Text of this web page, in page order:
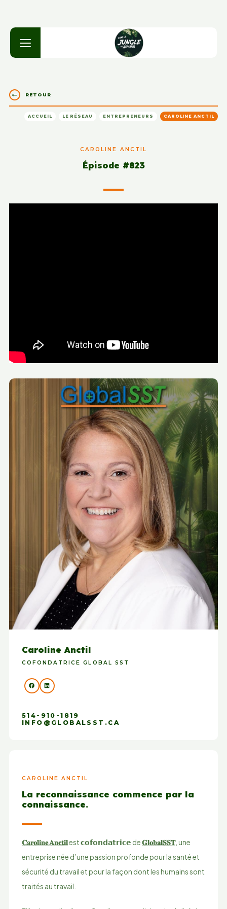
RETOUR
ACCUEIL LE RÉSEAU ENTREPRENEURS CAROLINE ANCTIL
CAROLINE ANCTIL
Épisode #823
Caroline Anctil
COFONDATRICE GLOBAL SST
514-910-1819
INFO@GLOBALSST.CA
CAROLINE ANCTIL
La reconnaissance commence par la
connaissance.
𝐂𝐚𝐫𝐨𝐥𝐢𝐧𝐞 𝐀𝐧𝐜𝐭𝐢𝐥est 𝗰𝗼𝗳𝗼𝗻𝗱𝗮𝘁𝗿𝗶𝗰𝗲 de𝐆𝐥𝐨𝐛𝐚𝐥𝐒𝐒𝐓, une
entreprise née d’une passion profonde pour la santé et
sécurité du travail et pour la façon dont les humains sont
traités au travail.